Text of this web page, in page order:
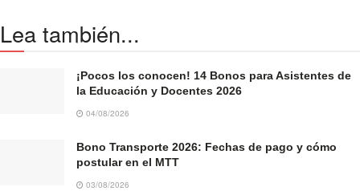
Lea también...
¡Pocos los conocen! 14 Bonos para Asistentes de
la Educación y Docentes 2026
04/08/2026
Bono Transporte 2026: Fechas de pago y cómo
postular en el MTT
03/08/2026